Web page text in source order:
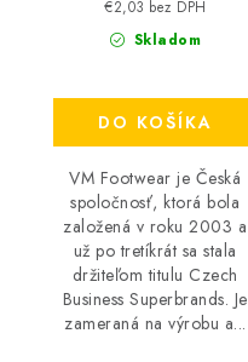
Skladom
€2,03 bez DPH
DO KOŠÍKA
VM Footwear je Česká
spoločnosť, ktorá bola
založená v roku 2003 a
už po tretíkrát sa stala
držiteľom titulu Czech
Business Superbrands. Je
zameraná na výrobu a...